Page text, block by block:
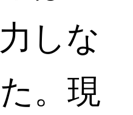
しな
。現